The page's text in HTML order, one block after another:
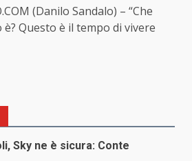
(Danilo Sandalo) – “Che
Questo è il tempo di vivere
Sky ne è sicura: Conte